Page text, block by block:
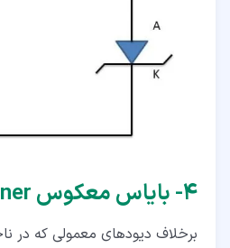
۴‏- بایاس معکوس zener
برخلاف دیودهای معمولی که در